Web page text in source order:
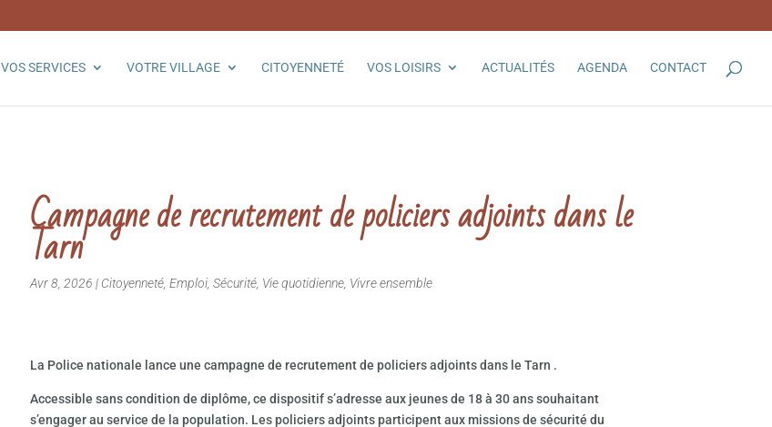
VOS SERVICES VOTRE VILLAGE CITOYENNETÉ VOS LOISIRS ACTUALITÉS AGENDA CONTACT
Campagne de recrutement de policiers adjoints dans le
Tarn
Avr 8, 2026 | Citoyenneté, Emploi, Sécurité, Vie quotidienne, Vivre ensemble
La Police nationale lance une campagne de recrutement de policiers adjoints dans le Tarn .
Accessible sans condition de diplôme, ce dispositif s’adresse aux jeunes de 18 à 30 ans souhaitant
s’engager au service de la population. Les policiers adjoints participent aux missions de sécurité du